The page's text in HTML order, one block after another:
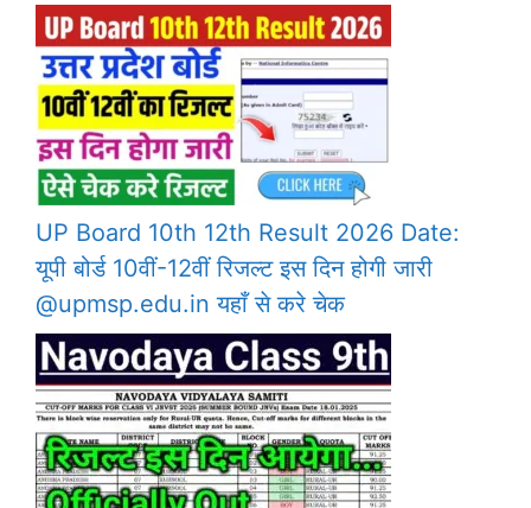
UP Board 10th 12th Result 2026 Date:
यूपी बोर्ड 10वीं-12वीं रिजल्ट इस दिन होगी जारी
@upmsp.edu.in यहाँ से करे चेक